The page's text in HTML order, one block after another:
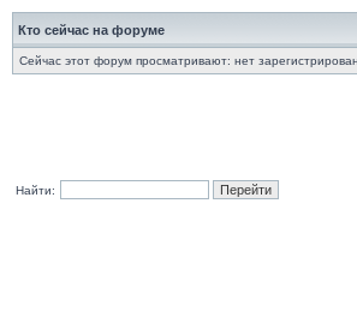
Кто сейчас на форуме
Сейчас этот форум просматривают: нет
Найти: